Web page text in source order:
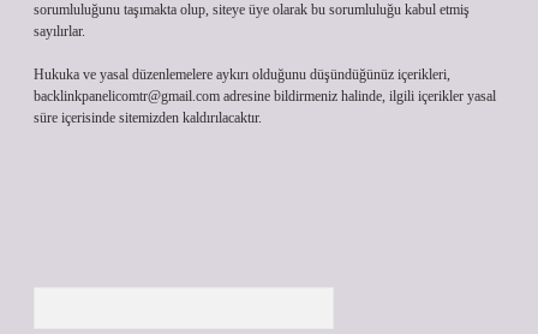
sorumluluğunu taşımakta olup, siteye üye olarak bu sorumluluğu kabul etmiş
sayılırlar.
Hukuka ve yasal düzenlemelere aykırı olduğunu düşündüğünüz içerikleri,
backlinkpanelicomtr@gmail.com adresine bildirmeniz halinde, ilgili içerikler yasal
süre içerisinde sitemizden kaldırılacaktır.